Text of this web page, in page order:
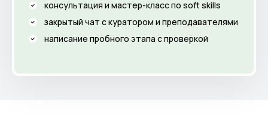
консультация и мастер-класс по soft skills
закрытый чат с куратором и преподавателями
написание пробного этапа с проверкой